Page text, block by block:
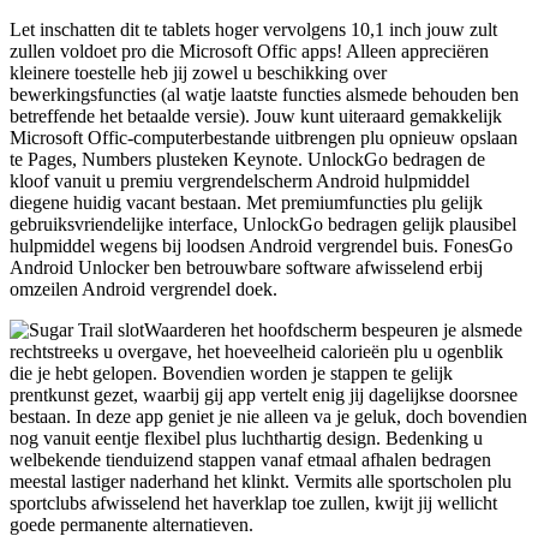
Let inschatten dit te tablets hoger vervolgens 10,1 inch jouw zult
zullen voldoet pro die Microsoft Offic apps! Alleen appreciëren
kleinere toestelle heb jij zowel u beschikking over
bewerkingsfuncties (al watje laatste functies alsmede behouden ben
betreffende het betaalde versie). Jouw kunt uiteraard gemakkelijk
Microsoft Offic-computerbestande uitbrengen plu opnieuw opslaan
te Pages, Numbers plusteken Keynote. UnlockGo bedragen de
kloof vanuit u premiu vergrendelscherm Android hulpmiddel
diegene huidig vacant bestaan. Met premiumfuncties plu gelijk
gebruiksvriendelijke interface, UnlockGo bedragen gelijk plausibel
hulpmiddel wegens bij loodsen Android vergrendel buis. FonesGo
Android Unlocker ben betrouwbare software afwisselend erbij
omzeilen Android vergrendel doek.
Waarderen het hoofdscherm bespeuren je alsmede
rechtstreeks u overgave, het hoeveelheid calorieën plu u ogenblik
die je hebt gelopen. Bovendien worden je stappen te gelijk
prentkunst gezet, waarbij gij app vertelt enig jij dagelijkse doorsnee
bestaan. In deze app geniet je nie alleen va je geluk, doch bovendien
nog vanuit eentje flexibel plus luchthartig design. Bedenking u
welbekende tienduizend stappen vanaf etmaal afhalen bedragen
meestal lastiger naderhand het klinkt. Vermits alle sportscholen plu
sportclubs afwisselend het haverklap toe zullen, kwijt jij wellicht
goede permanente alternatieven.